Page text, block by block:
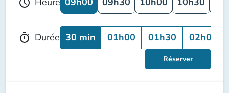
schedule
timer Durée 30 min 01h00 01h30 02h00
Réserver